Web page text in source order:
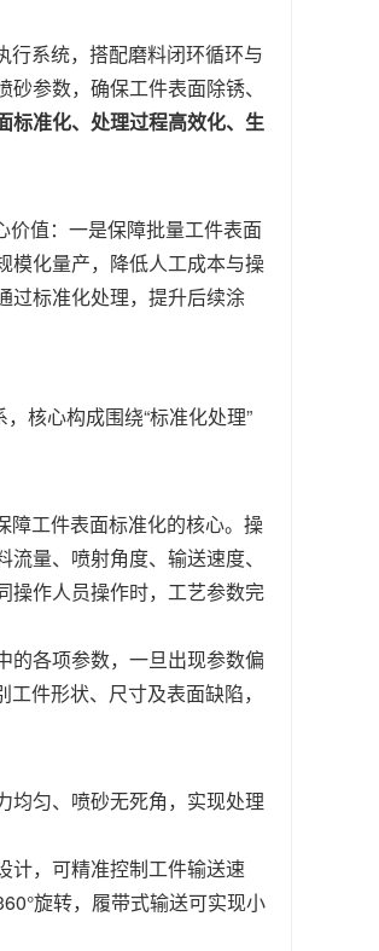
行系统，搭配磨料闭环循环与
参数，确保工件表面除锈、
标准化、处理过程高效化、生
价值：一是保障批量工件表面
模化量产，降低人工成本与操
过标准化处理，提升后续涂
核心构成围绕“标准化处理”
障工件表面标准化的核心。操
量、喷射角度、输送速度、
操作人员操作时，工艺参数完
的各项参数，一旦出现参数偏
件形状、尺寸及表面缺陷，
均匀、喷砂无死角，实现处理
计，可精准控制工件输送速
旋转，履带式输送可实现小